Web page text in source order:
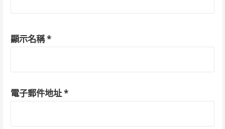
顯示名稱*
電子郵件地址*